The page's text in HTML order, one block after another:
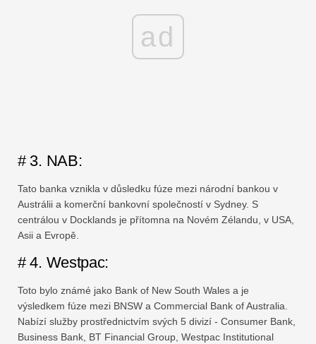
ad
# 3. NAB:
Tato banka vznikla v důsledku fúze mezi národní bankou v
Austrálii a komerční bankovní společností v Sydney. S
centrálou v Docklands je přítomna na Novém Zélandu, v USA,
Asii a Evropě.
# 4. Westpac:
Toto bylo známé jako Bank of New South Wales a je
výsledkem fúze mezi BNSW a Commercial Bank of Australia.
Nabízí služby prostřednictvím svých 5 divizí - Consumer Bank,
Business Bank, BT Financial Group, Westpac Institutional